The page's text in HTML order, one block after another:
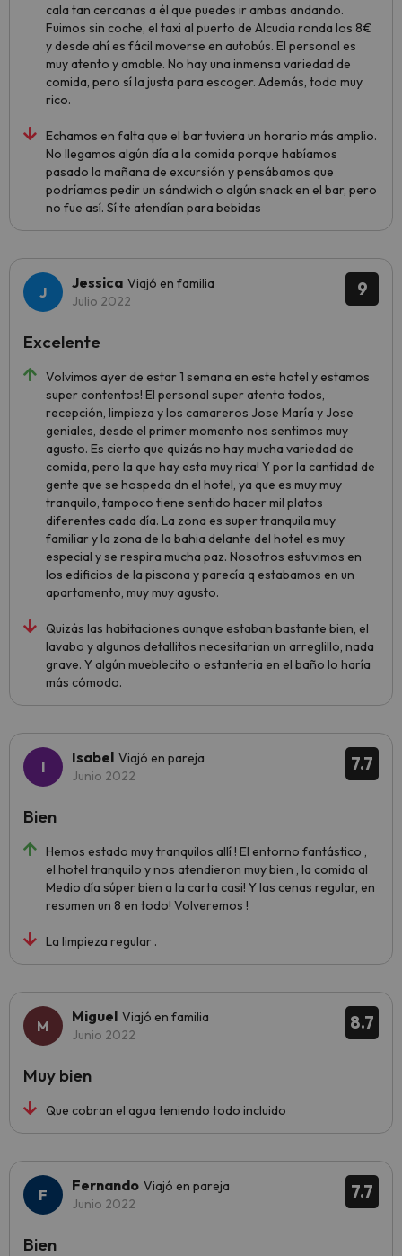
cala tan cercanas a él que puedes ir ambas andando.
Fuimos sin coche, el taxi al puerto de Alcudia ronda los 8€
y desde ahí es fácil moverse en autobús. El personal es
muy atento y amable. No hay una inmensa variedad de
comida, pero sí la justa para escoger. Además, todo muy
rico.
Echamos en falta que el bar tuviera un horario más amplio.
No llegamos algún día a la comida porque habíamos
pasado la mañana de excursión y pensábamos que
podríamos pedir un sándwich o algún snack en el bar, pero
no fue así. Sí te atendían para bebidas
9
Jessica Viajó en familia
Julio 2022
Volvimos ayer de estar 1 semana en este hotel y estamos
super contentos! El personal super atento todos,
recepción, limpieza y los camareros Jose María y Jose
geniales, desde el primer momento nos sentimos muy
agusto. Es cierto que quizás no hay mucha variedad de
comida, pero la que hay esta muy rica! Y por la cantidad de
gente que se hospeda dn el hotel, ya que es muy muy
tranquilo, tampoco tiene sentido hacer mil platos
diferentes cada día. La zona es super tranquila muy
familiar y la zona de la bahia delante del hotel es muy
especial y se respira mucha paz. Nosotros estuvimos en
los edificios de la piscona y parecía q estabamos en un
apartamento, muy muy agusto.
Quizás las habitaciones aunque estaban bastante bien, el
lavabo y algunos detallitos necesitarian un arreglillo, nada
grave. Y algún mueblecito o estanteria en el baño lo haría
más cómodo.
Excelente
7.7
Isabel Viajó en pareja
Junio 2022
Hemos estado muy tranquilos allí ! El entorno fantástico ,
el hotel tranquilo y nos atendieron muy bien , la comida al
Medio día súper bien a la carta casi! Y las cenas regular, en
resumen un 8 en todo! Volveremos !
La limpieza regular .
Bien
8.7
Miguel Viajó en familia
Junio 2022
Que cobran el agua teniendo todo incluido
Muy bien
7.7
Fernando Viajó en pareja
Junio 2022
Bien